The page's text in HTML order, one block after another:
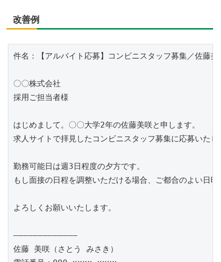
改善例
件名：【アルバイト応募】コンビニスタッフ募集／佐藤美
〇〇株式会社
採用ご担当者様
はじめまして。〇〇大学2年の佐藤美咲と申します。
求人サイトで拝見したコンビニスタッフ募集に応募いたし
勤務可能日は週3日程度の夕方です。
もし面接の日程を調整いただける場合、ご都合のよい日
よろしくお願いいたします。
―――――――――――――
佐藤 美咲（さとう みさき）